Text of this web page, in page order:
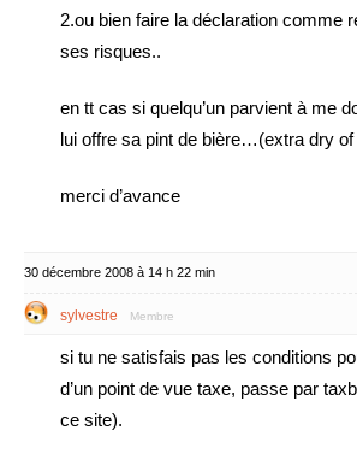
2.ou bien faire la déclaration comme
ses risques..
en tt cas si quelqu’un parvient à me
lui offre sa pint de bière…(extra dry
merci d’avance
30 décembre 2008 à 14 h 22 min
sylvestre Membre
si tu ne satisfais pas les conditions
d’un point de vue taxe, passe par
ce site).